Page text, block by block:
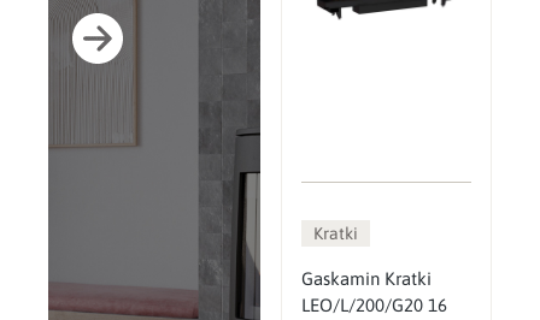
Kratki
Gaskamin Kratki
LEO/L/200/G20 16